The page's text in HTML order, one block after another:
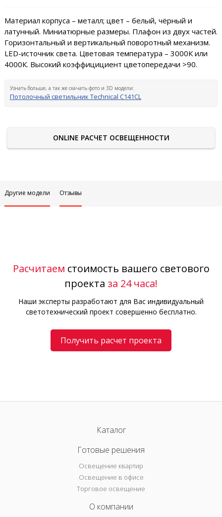
Материал корпуса – металл; цвет – белый, чёрный и
латунный. Миниатюрные размеры. Плафон из двух частей.
Горизонтальный и вертикальный поворотный механизм.
LED-источник света. Цветовая температура – 3000К или
4000К. Высокий коэффицициент цветопередачи >90.
Узнать больше, а так же скачать фото и 3D модели:
Потолочный светильник Technical C141CL
ONLINE РАСЧЕТ ОСВЕЩЕННОСТИ
Другие модели Отзывы
Расчитаем стоимость вашего светового
проекта за 24 часа!
Наши эксперты разработают для Вас индивидуальный
светотехнический проект совершенно бесплатно.
Получить расчет проекта
Каталог
Готовые решения
Освещение квартир
Освещение в офисе
Торговое освещение
О компании